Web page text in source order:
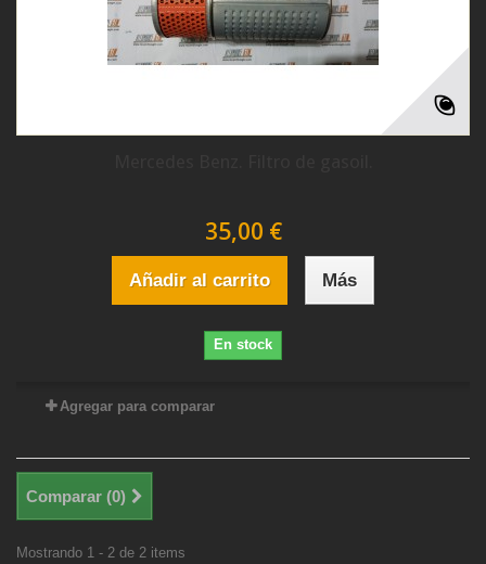
35,00 €
Añadir al carrito Más
En stock
Agregar para comparar
Comparar (0)
Mostrando 1 - 2 de 2 items